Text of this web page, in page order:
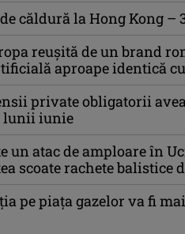
căldură la Hong Kong –
reușită de un brand
aproape identică
private obligatorii
lunii iunie
un atac de amploare în
scoate rachete balistice
pe piaţa gazelor va fi